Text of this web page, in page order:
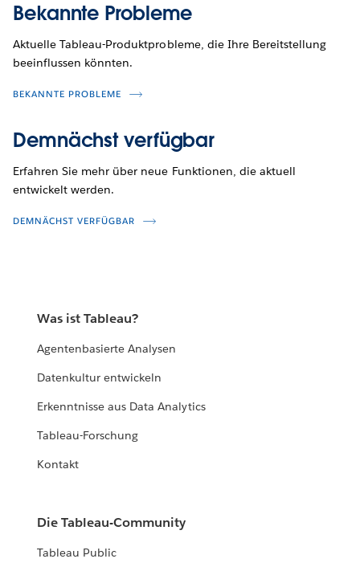
Bekannte Probleme
Aktuelle Tableau-Produktprobleme, die Ihre Bereitstellung
beeinflussen könnten.
BEKANNTE PROBLEME
Demnächst verfügbar
Erfahren Sie mehr über neue Funktionen, die aktuell
entwickelt werden.
DEMNÄCHST VERFÜGBAR
Was ist Tableau?
Agentenbasierte Analysen
Datenkultur entwickeln
Erkenntnisse aus Data Analytics
Tableau-Forschung
Kontakt
Die Tableau-Community
Tableau Public